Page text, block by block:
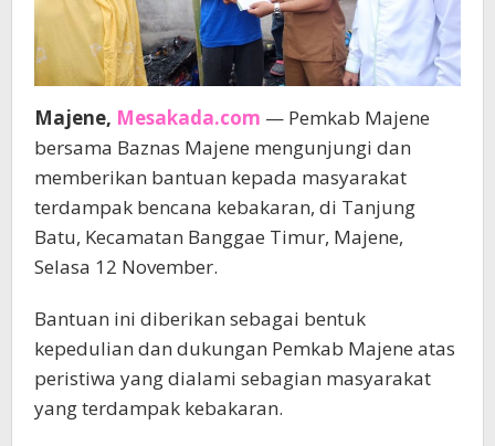
Majene, Mesakada.com — Pemkab Majene
bersama Baznas Majene mengunjungi dan
memberikan bantuan kepada masyarakat
terdampak bencana kebakaran, di Tanjung
Batu, Kecamatan Banggae Timur, Majene,
Selasa 12 November.
Bantuan ini diberikan sebagai bentuk
kepedulian dan dukungan Pemkab Majene atas
peristiwa yang dialami sebagian masyarakat
yang terdampak kebakaran.